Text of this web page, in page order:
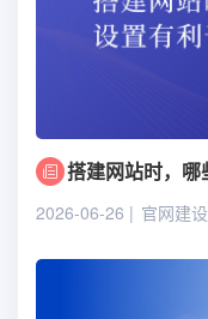
搭建网站时，
2026-06-26 官网建设